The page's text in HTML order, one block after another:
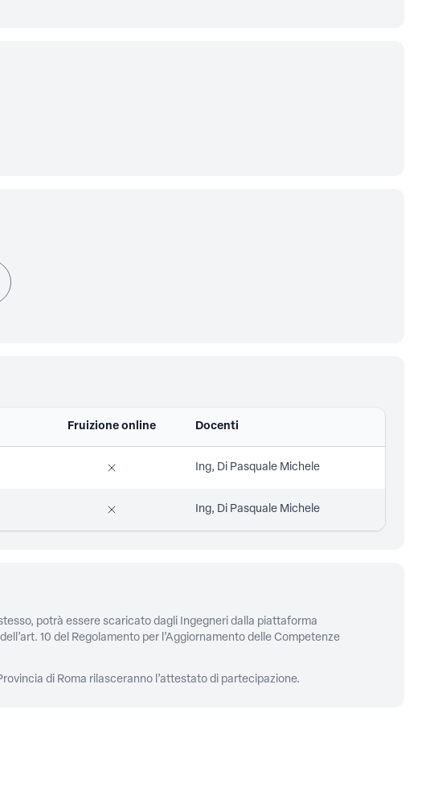
Fruizione online Docenti
Ing, Di Pasquale Michele
Ing, Di Pasquale Michele
potrà essere scaricato dagli Ingegneri dalla piattaforma
10 del Regolamento per l’Aggiornamento delle Competenze
di Roma rilasceranno l’attestato di partecipazione.